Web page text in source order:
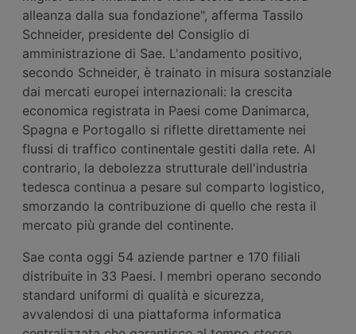
alleanza dalla sua fondazione", afferma Tassilo
Schneider, presidente del Consiglio di
amministrazione di Sae. L'andamento positivo,
secondo Schneider, è trainato in misura sostanziale
dai mercati europei internazionali: la crescita
economica registrata in Paesi come Danimarca,
Spagna e Portogallo si riflette direttamente nei
flussi di traffico continentale gestiti dalla rete. Al
contrario, la debolezza strutturale dell'industria
tedesca continua a pesare sul comparto logistico,
smorzando la contribuzione di quello che resta il
mercato più grande del continente.
Sae conta oggi 54 aziende partner e 170 filiali
distribuite in 33 Paesi. I membri operano secondo
standard uniformi di qualità e sicurezza,
avvalendosi di una piattaforma informatica